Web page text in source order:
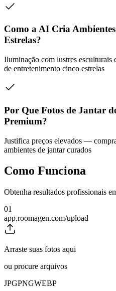
Como a AI Cria
Estrelas?
Iluminação com lustres esculturais
de entretenimento cinco estrelas
Por Que Fotos de Jantar
Premium?
Justifica preços elevados —
ambientes de jantar curados
Como Funciona
Obtenha resultados profissionais
01
app.roomagen.com/upload
Arraste suas fotos aqui
ou procure arquivos
JPGPNGWEBP